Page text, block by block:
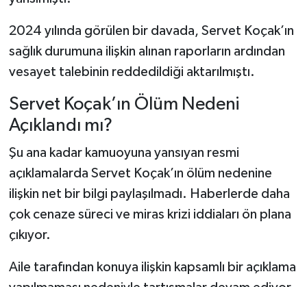
2024 yılında görülen bir davada, Servet Koçak’ın
sağlık durumuna ilişkin alınan raporların ardından
vesayet talebinin reddedildiği aktarılmıştı.
Servet Koçak’ın Ölüm Nedeni
Açıklandı mı?
Şu ana kadar kamuoyuna yansıyan resmi
açıklamalarda Servet Koçak’ın ölüm nedenine
ilişkin net bir bilgi paylaşılmadı. Haberlerde daha
çok cenaze süreci ve miras krizi iddiaları ön plana
çıkıyor.
Aile tarafından konuya ilişkin kapsamlı bir açıklama